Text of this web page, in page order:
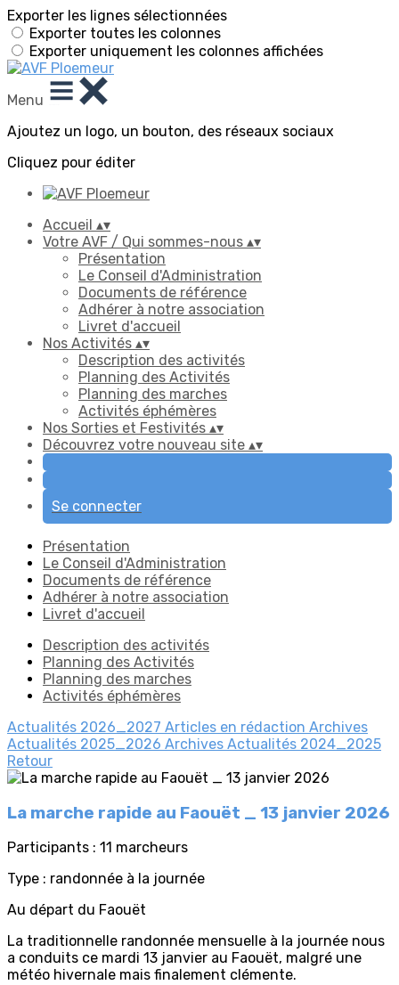
Exporter les lignes sélectionnées
Exporter toutes les colonnes
Exporter uniquement les colonnes affichées
Menu
Ajoutez un logo, un bouton, des réseaux sociaux
Cliquez pour éditer
Accueil ▴▾
Votre AVF / Qui sommes-nous ▴▾
Présentation
Le Conseil d'Administration
Documents de référence
Adhérer à notre association
Livret d'accueil
Nos Activités ▴▾
Description des activités
Planning des Activités
Planning des marches
Activités éphémères
Nos Sorties et Festivités ▴▾
Découvrez votre nouveau site ▴▾
Se connecter
Présentation
Le Conseil d'Administration
Documents de référence
Adhérer à notre association
Livret d'accueil
Description des activités
Planning des Activités
Planning des marches
Activités éphémères
Actualités 2026_2027 Articles en rédaction Archives
Actualités 2025_2026 Archives Actualités 2024_2025
Retour
La marche rapide au Faouët _ 13 janvier 2026
Participants : 11 marcheurs
Type : randonnée à la journée
Au départ du Faouët
La traditionnelle randonnée mensuelle à la journée nous
a conduits ce mardi 13 janvier au Faouët, malgré une
météo hivernale mais finalement clémente.